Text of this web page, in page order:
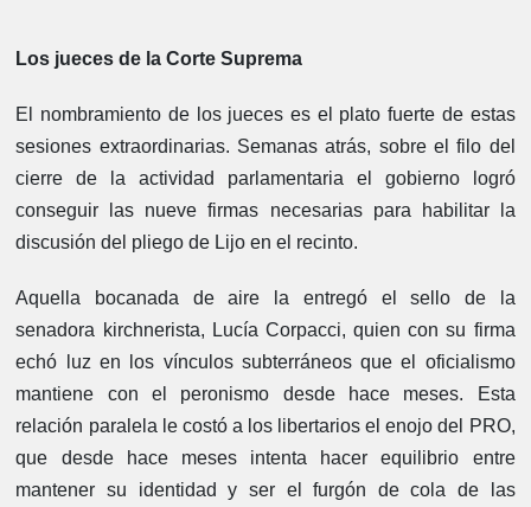
Los jueces de la Corte Suprema
El nombramiento de los jueces es el plato fuerte de estas
sesiones extraordinarias. Semanas atrás, sobre el filo del
cierre de la actividad parlamentaria el gobierno logró
conseguir las nueve firmas necesarias para habilitar la
discusión del pliego de Lijo en el recinto.
Aquella bocanada de aire la entregó el sello de la
senadora kirchnerista, Lucía Corpacci, quien con su firma
echó luz en los vínculos subterráneos que el oficialismo
mantiene con el peronismo desde hace meses. Esta
relación paralela le costó a los libertarios el enojo del PRO,
que desde hace meses intenta hacer equilibrio entre
mantener su identidad y ser el furgón de cola de las